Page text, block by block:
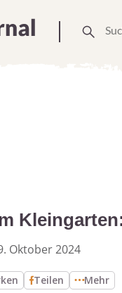
Oktober 2024
Teilen Mehr